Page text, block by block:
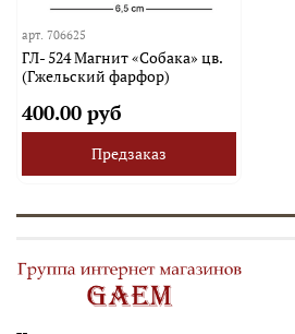
арт.706625
ГЛ- 524 Магнит «Собака» цв.
(Гжельский фарфор)
400.00 руб
Предзаказ